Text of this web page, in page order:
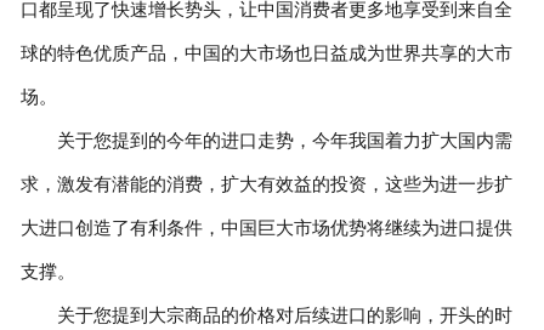
口都呈现了快速增长势头，让中国消费者更多地享受到来自全
球的特色优质产品，中国的大市场也日益成为世界共享的大市
场。
关于您提到的今年的进口走势，今年我国着力扩大国内需
求，激发有潜能的消费，扩大有效益的投资，这些为进一步扩
大进口创造了有利条件，中国巨大市场优势将继续为进口提供
支撑。
关于您提到大宗商品的价格对后续进口的影响，开头的时